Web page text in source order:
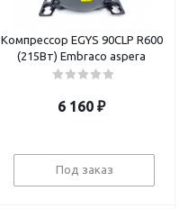
Компрессор EGYS 90CLP R600
(215Вт) Embraco aspera
6 160 ₽
Под заказ